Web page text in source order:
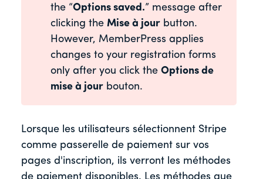
the “Options saved.” message after
clicking the Mise à jourbutton.
However, MemberPress applies
changes to your registration forms
only after you click the Options de
mise à jourbouton.
Lorsque les utilisateurs sélectionnent Stripe
comme passerelle de paiement sur vos
pages d'inscription, ils verront les méthodes